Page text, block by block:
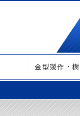
金型製作・